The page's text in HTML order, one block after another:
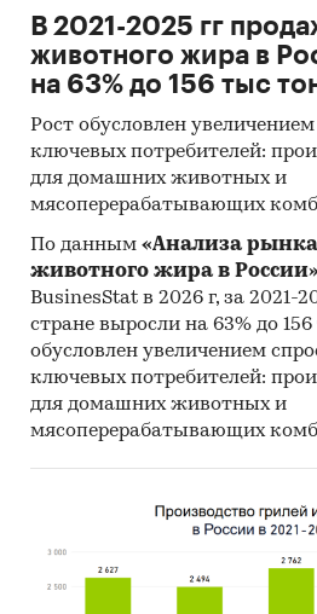
тарифам (ФСТ),
службы (ФТС), ОАО
Специализированные
информационная база
Печатные и
специализированные
аналитические обзоры
Информационные
рынка
Материалы сайтов
(электронные
площадки, доски
специализированные
Результаты
(KPMG, PWC, EY, BCG,
IHS, Argus, Platts, Nexant,
ЦДУ-ТЭК, Кортес и пр.)
В 2021-2025 гг
животного жира в
на 63% до 156 тыс
Рост обусловлен
ключевых потребителей:
для домашних животных и
мясоперерабатывающих
По данным «Анализа
животного жира в
BusinesStat в 2026 г, за 2021-
стране выросли на 63% до
обусловлен увеличением
ключевых потребителей:
для домашних животных и
мясоперерабатывающих